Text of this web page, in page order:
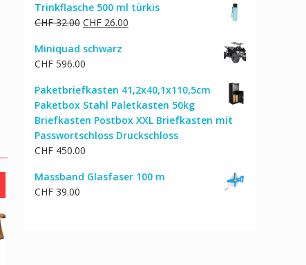
Trinkflasche 500 ml türkis
CHF32.00 Ursprünglicher
war:
CHF 32.00
CHF 26.00
Miniquad schwarz
CHF 596.00
Paketbriefkasten 41,2x40,1x110,5cm
Paketbox Stahl Paletkasten 50kg
Briefkasten Postbox XXL Briefkasten mit
Passwortschloss Druckschloss
CHF 450.00
Massband Glasfaser 100 m
CHF 39.00